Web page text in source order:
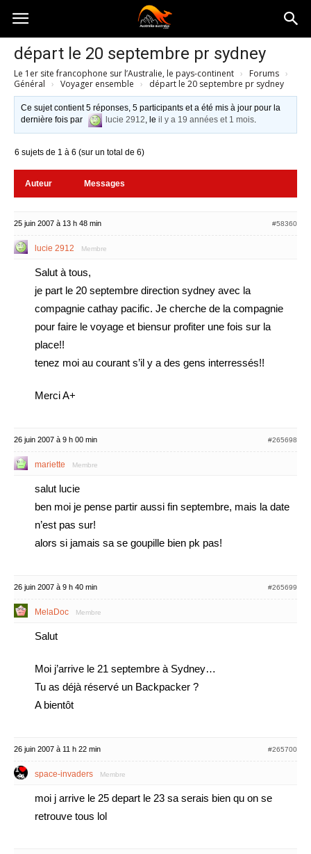
Australia-
australie.com
départ le 20 septembre pr sydney
Le 1er site francophone sur l’Australie, le pays-continent › Forums ›
Général › Voyager ensemble › départ le 20 septembre pr sydney
Ce sujet contient 5 réponses, 5 participants et a été mis à jour pour la
dernière fois par
lucie 2912, leil y a 19 années et 1 mois.
6 sujets de 1 à 6 (sur un total de 6)
Auteur Messages
25 juin 2007 à 13 h 48 min #58360
lucie 2912 Membre
Salut à tous,
je part le 20 septembre direction sydney avec la
compagnie cathay pacific. Je cherche de la compagnie
pour faire le voyage et biensur profiter une fois sur la
place!!
tenez moi au courant s’il y a des gens interressés!!
Merci A+
26 juin 2007 à 9 h 00 min #265698
mariette Membre
salut lucie
ben moi je pense partir aussi fin septembre, mais la date
n’est pas sur!
alors si jamais sa se goupille bien pk pas!
26 juin 2007 à 9 h 40 min #265699
MelaDoc Membre
Salut
Moi j’arrive le 21 septembre à Sydney…
Tu as déjà réservé un Backpacker ?
A bientôt
26 juin 2007 à 11 h 22 min #265700
space-invaders Membre
moi j arrive le 25 depart le 23 sa serais bien qu on se
retrouve tous lol